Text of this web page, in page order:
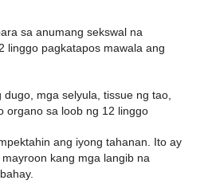
sa anumang sekswal na
linggo pagkatapos mawala ang
mga selyula, tissue ng tao,
organo sa loob ng 12 linggo
ang iyong tahanan. Ito ay
kang mga langib na